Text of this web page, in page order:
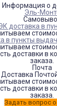
Информация о
Эль-
доставка в
в пункты
доставки в
заказа.
Почта
Доставка
доставки в
заказа.